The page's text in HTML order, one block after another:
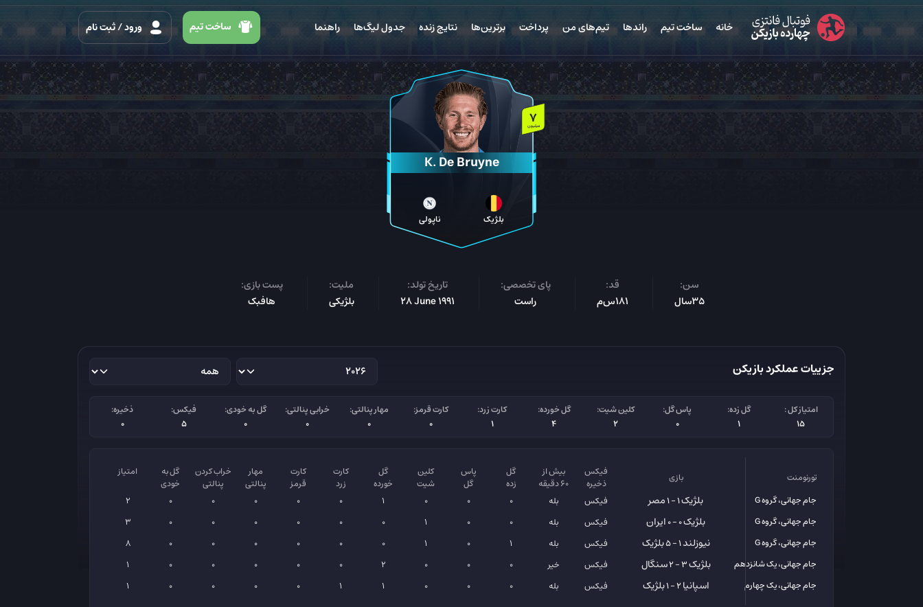
خانه ساخت تیم راندها تیم‌های من پرداخت برترین‌ها نتایج زنده جدول لیگ‌ها راهنما ساخت تیم ورود/ ثبت نام
K. De Bruyne
7
میلیون
بلژیک ناپولی
سن:
35سال
قد:
181س‌م
پای تخصصی:
راست
تاریخ تولد:
28 June 1991
ملیت:
بلژیکی
پست بازی:
هافبک
جزییات عملکرد بازیکن
امتیاز کل :
15
گل زده:
1
پاس گل:
0
کلین شیت:
2
گل خورده:
4
کارت زرد:
1
کارت قرمز:
0
مهار پنالتی:
0
خرابی پنالتی:
0
گل به خودی:
0
فیکس:
5
ذخیره:
0
تورنومنت بازی
فیکس
ذخیره
بیش از
۶۰ دقیقه
گل
زده
پاس
گل
کلین
شیت
گل
خورده
کارت
زرد
کارت
قرمز
مهار
پنالتی
خراب کردن
پنالتی
گل به
خودی
امتیاز
جام جهانی، گروه G
بلژیک1 - 1 مصر فیکس بله 0
0
0
1
0
0
0
0
0
2
جام جهانی، گروه G
بلژیک0 - 0 ایران فیکس بله 0
0
1
0
0
0
0
0
0
3
جام جهانی، گروه G
نیوزلند1 - 5 بلژیک فیکس بله 1
0
1
0
0
0
0
0
0
8
جام جهانی، یک شانزدهم
بلژیک3 - 2 سنگال فیکس خیر 0
0
0
2
0
0
0
0
0
1
جام جهانی، یک چهارم
اسپانیا2 - 1 بلژیک فیکس بله 0
0
0
1
1
0
0
0
0
1